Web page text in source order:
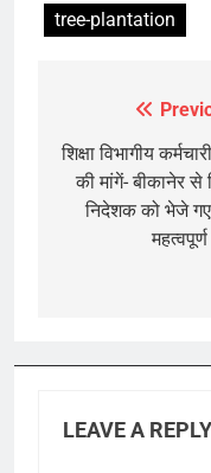
tree-plantation
navigation
शिक्षा विभागीय
की मांगें- बीकानेर से
निदेशक को भेजे गए
LEAVE A REPLY